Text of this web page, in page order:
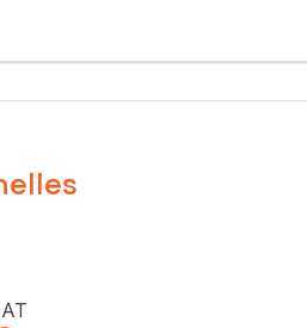
m2 avec piscine et jardin clos
de l'espace de stockage en rez-
Tél. : 07 61 95 55 58, E-mail :